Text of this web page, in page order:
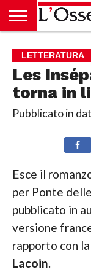
CULTURA
ECONOMIA
RUBRICHE
ARCHIVIO
PODCAST
ABBONAMENTO
CHI
SIAMO
ACCEDI
LETTERATURA
Les
torna in
Pubblicato in
Esce il
per Ponte
pubblicato in
versione
rapporto con
Lacoin.